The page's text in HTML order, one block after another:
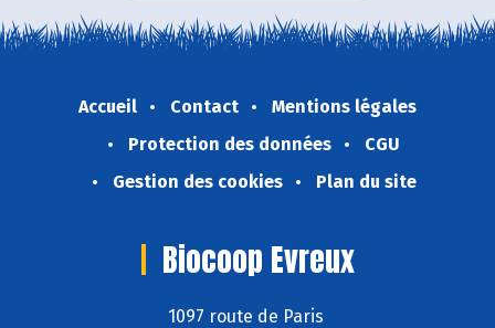
Accueil Contact
Mentions légales
Protection des données
CGU
Gestion des cookies
Plan du site
Biocoop Evreux
1097 route de Paris